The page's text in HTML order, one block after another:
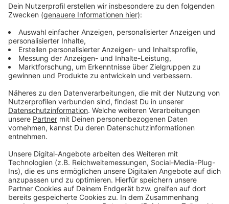
ANTENNE BAYERN Newsletter. Ob Nachrichten,
Lifestyle oder unsere neuesten Aktionen - wir
informieren dich.
Zum Newsletter anmelden
Du möchtest uns etwas sagen?
Studio Hotline
Kontaktformular